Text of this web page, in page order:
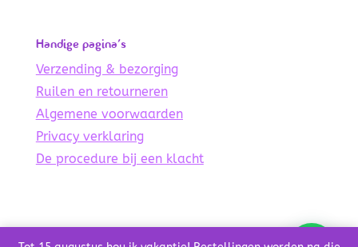
Handige pagina’s
Verzending & bezorging
Ruilen en retourneren
Algemene voorwaarden
Privacy verklaring
De procedure bij een klacht